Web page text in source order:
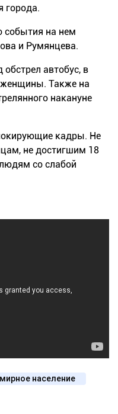
города.
события на нем
и Румянцева.
обстрел автобус, в
женщины. Также на
накануне
кадры. Не
не достигшим 18
со слабой
мирное население